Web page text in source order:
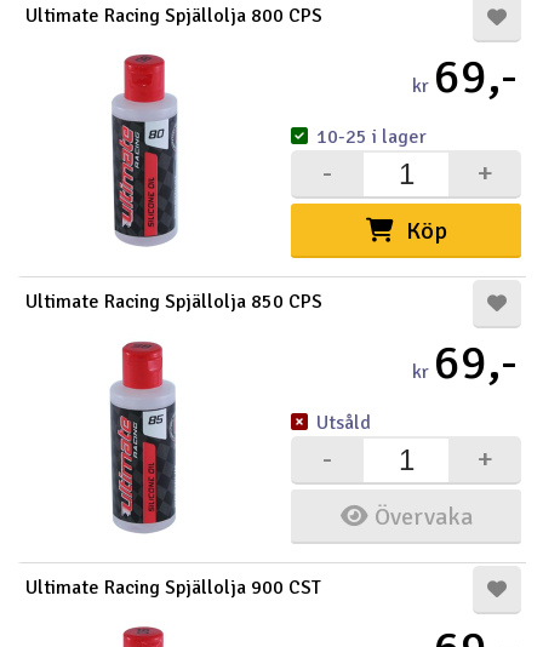
Ultimate Racing Spjällolja 800 CPS
kr 69,-
Köp
+
-
10-25 i lager
Ultimate Racing Spjällolja 850 CPS
kr 69,-
Övervaka
+
-
Utsåld
Ultimate Racing Spjällolja 900 CST